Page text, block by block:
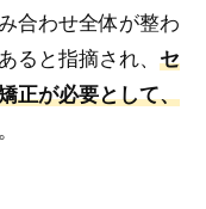
合わせ全体が整わ
ると指摘され、 セ
正が必要として、